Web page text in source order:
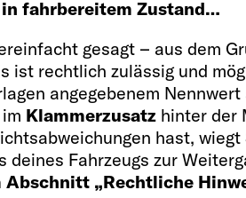
in fahrbereitem Zustand…
gesagt – aus dem
ist rechtlich zulässig und
angegebenem
Klammerzusatz hinter der
hast,
deines Fahrzeugs zur
„Rechtliche